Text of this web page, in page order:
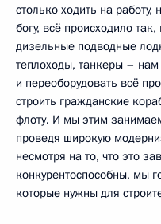
столько ходить на
богу, всё происходило
дизельные подводные
теплоходы, танкеры –
и переоборудовать всё
строить гражданские
флоту. И мы этим
проведя широкую
несмотря на то, что это
конкурентоспособны, мы
которые нужны для